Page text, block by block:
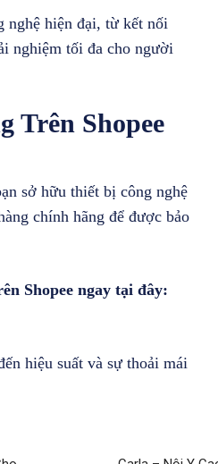
nghệ hiện đại, từ kết nối
nghiệm tối đa cho người
Trên Shopee
sở hữu thiết bị công nghệ
chính hãng để được bảo
Shopee ngay tại đây:
hiệu suất và sự thoải mái